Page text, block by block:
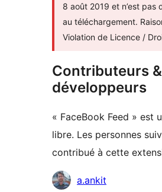
8 août 2019 et n’est pas
au téléchargement.
Violation de Licence /
Contributeurs &
développeurs
« FaceBook Feed » est
libre. Les personnes
contribué à cette
Contributeurs
a.ankit